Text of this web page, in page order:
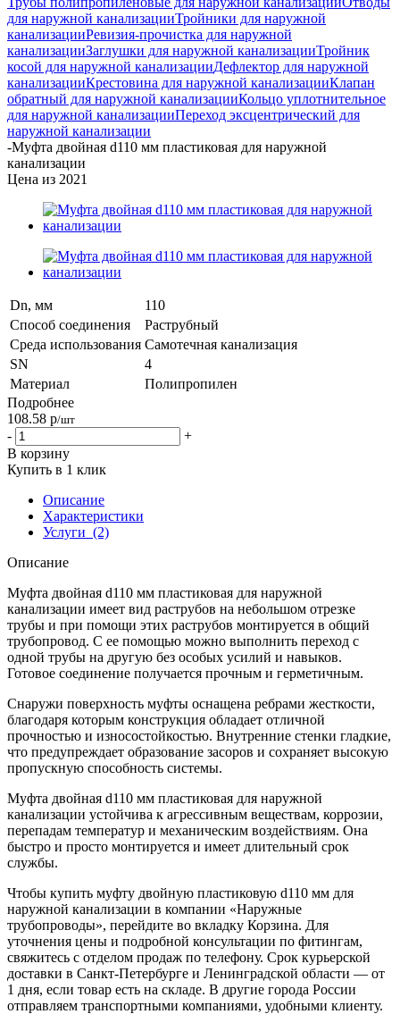
для наружной канализацииТройники для наружной
канализацииРевизия-прочистка для наружной
канализацииЗаглушки для наружной канализацииТройник
косой для наружной канализацииДефлектор для наружной
канализацииКрестовина для наружной канализацииКлапан
обратный для наружной канализацииКольцо уплотнительное
для наружной канализацииПереход эксцентрический для
наружной канализации
-Муфта двойная d110 мм пластиковая для наружной
канализации
Цена из 2021
Dn, мм
110
Способ соединения
Раструбный
Среда использования Самотечная канализация
SN
4
Материал
Полипропилен
Подробнее
108.58 р/шт
-
+
В корзину
Купить в 1 клик
Описание
Характеристики
Услуги (2)
Описание
Муфта двойная d110 мм пластиковая для наружной
канализации имеет вид раструбов на небольшом отрезке
трубы и при помощи этих раструбов монтируется в общий
трубопровод. С ее помощью можно выполнить переход с
одной трубы на другую без особых усилий и навыков.
Готовое соединение получается прочным и герметичным.
Снаружи поверхность муфты оснащена ребрами жесткости,
благодаря которым конструкция обладает отличной
прочностью и износостойкостью. Внутренние стенки гладкие,
что предупреждает образование засоров и сохраняет высокую
пропускную способность системы.
Муфта двойная d110 мм пластиковая для наружной
канализации устойчива к агрессивным веществам, коррозии,
перепадам температур и механическим воздействиям. Она
быстро и просто монтируется и имеет длительный срок
службы.
Чтобы купить муфту двойную пластиковую d110 мм для
наружной канализации в компании «Наружные
трубопроводы», перейдите во вкладку Корзина. Для
уточнения цены и подробной консультации по фитингам,
свяжитесь с отделом продаж по телефону. Срок курьерской
доставки в Санкт-Петербурге и Ленинградской области — от
1 дня, если товар есть на складе. В другие города России
отправляем транспортными компаниями, удобными клиенту.